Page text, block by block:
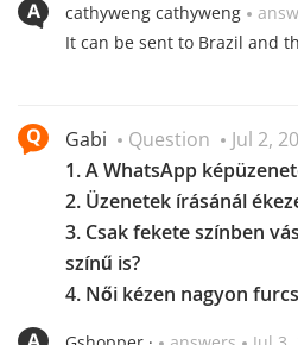
cathyweng cathyweng
It can be sent to Brazil and
Gabi Question
Jul 2,
1. A WhatsApp
2. Üzenetek írásánál
3. Csak fekete színben
színű is?
4. Női kézen nagyon